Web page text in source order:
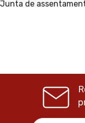
Junta de